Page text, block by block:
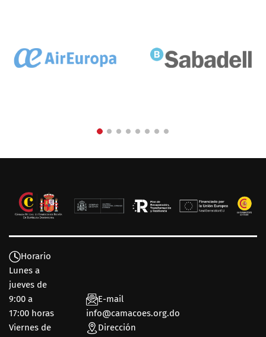
Horario
Lunes a
jueves de
9:00 a
17:00 horas
Viernes de
E-mail
info@camacoes.org.do
Dirección